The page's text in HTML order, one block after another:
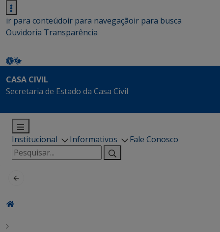
ir para conteúdoir para navegaçãoir para busca
Ouvidoria Transparência
CASA CIVIL
Secretaria de Estado da Casa Civil
Institucional Informativos
Fale Conosco
Pesquisar
por: